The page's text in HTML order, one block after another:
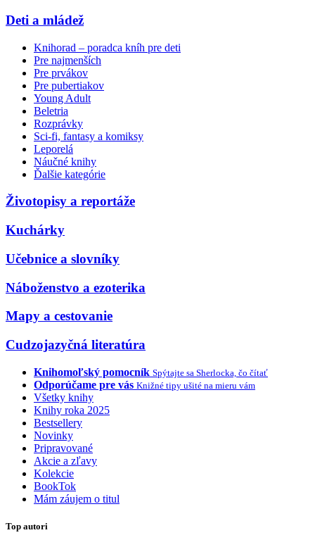
Deti a mládež
Knihorad – poradca kníh pre deti
Pre najmenších
Pre prvákov
Pre pubertiakov
Young Adult
Beletria
Rozprávky
Sci-fi, fantasy a komiksy
Leporelá
Náučné knihy
Ďalšie kategórie
Životopisy a reportáže
Kuchárky
Učebnice a slovníky
Náboženstvo a ezoterika
Mapy a cestovanie
Cudzojazyčná literatúra
Knihomoľský pomocník Spýtajte sa Sherlocka, čo čítať
Odporúčame pre vás Knižné tipy ušité na mieru vám
Všetky knihy
Knihy roka 2025
Bestsellery
Novinky
Pripravované
Akcie a zľavy
Kolekcie
BookTok
Mám záujem o titul
Top autori